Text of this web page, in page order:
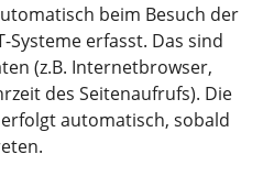
beim Besuch der
Systeme erfasst. Das sind
(z.B. Internetbrowser,
des Seitenaufrufs). Die
automatisch, sobald